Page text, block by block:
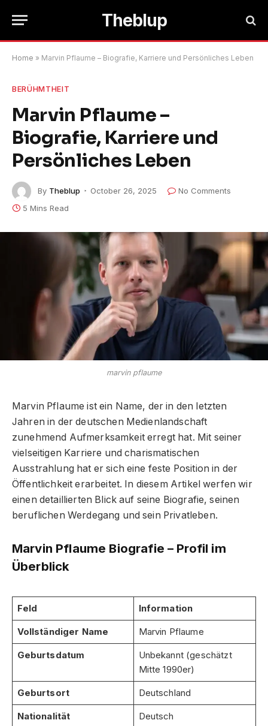
Theblup
Home » Marvin Pflaume – Biografie, Karriere und Persönliches Leben
BERÜHMTHEIT
Marvin Pflaume –
Biografie, Karriere und
Persönliches Leben
By Theblup October 26, 2025
No Comments
5 Mins Read
marvin pflaume
Marvin Pflaume ist ein Name, der in den letzten
Jahren in der deutschen Medienlandschaft
zunehmend Aufmerksamkeit erregt hat. Mit seiner
vielseitigen Karriere und charismatischen
Ausstrahlung hat er sich eine feste Position in der
Öffentlichkeit erarbeitet. In diesem Artikel werfen wir
einen detaillierten Blick auf seine Biografie, seinen
beruflichen Werdegang und sein Privatleben.
Marvin Pflaume Biografie – Profil im
Überblick
Feld Information
Vollständiger Name Marvin Pflaume
Geburtsdatum
Unbekannt (geschätzt
Mitte 1990er)
Geburtsort Deutschland
Nationalität Deutsch